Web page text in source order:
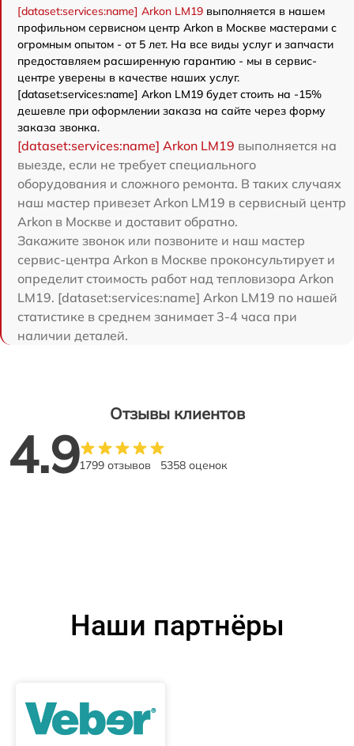
[dataset:services:name] Arkon LM19 выполняется в нашем
профильном сервисном центр Arkon в Москве мастерами с
огромным опытом - от 5 лет. На все виды услуг и запчасти
предоставляем расширенную гарантию - мы в сервис-
центре уверены в качестве наших услуг.
[dataset:services:name] Arkon LM19 будет стоить на -15%
дешевле при оформлении заказа на сайте через форму
заказа звонка.
[dataset:services:name] Arkon LM19 выполняется на
выезде, если не требует специального
оборудования и сложного ремонта. В таких случаях
наш мастер привезет Arkon LM19 в сервисный центр
Arkon в Москве и доставит обратно.
Закажите звонок или позвоните и наш мастер
сервис-центра Arkon в Москве проконсультирует и
определит стоимость работ над тепловизора Arkon
LM19. [dataset:services:name] Arkon LM19 по нашей
статистике в среднем занимает 3-4 часа при
наличии деталей.
Отзывы клиентов
4.91799 отзывов 5358 оценок
Наши партнёры